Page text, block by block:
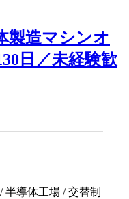
製造マシンオ
日／未経験歓
導体工場 / 交替制